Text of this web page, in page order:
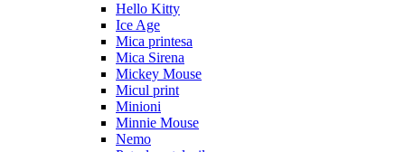
Hello Kitty
Ice Age
Mica printesa
Mica Sirena
Mickey Mouse
Micul print
Minioni
Minnie Mouse
Nemo